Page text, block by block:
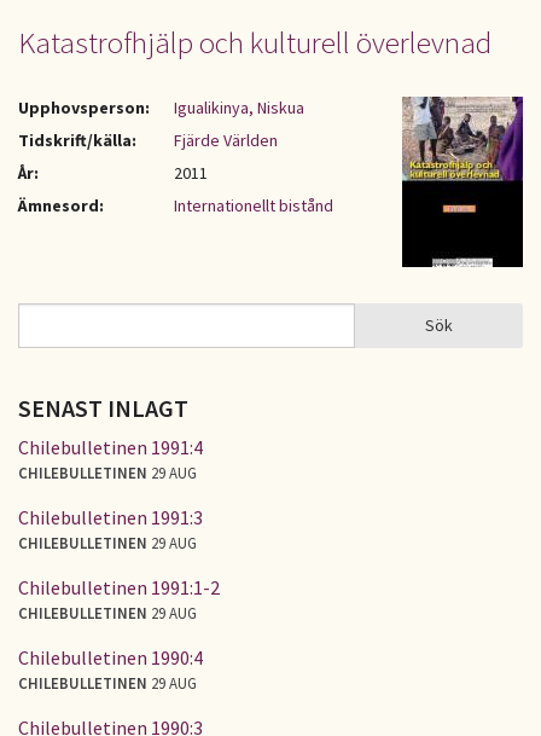
Katastrofhjälp och kulturell överlevnad
Upphovsperson:
Igualikinya, Niskua
Tidskrift/källa:
Fjärde Världen
År:
2011
Ämnesord:
Internationellt bistånd
SÖKFORMULÄR Sök
SENAST INLAGT
Chilebulletinen 1991:4
CHILEBULLETINEN 29 AUG
Chilebulletinen 1991:3
CHILEBULLETINEN 29 AUG
Chilebulletinen 1991:1-2
CHILEBULLETINEN 29 AUG
Chilebulletinen 1990:4
CHILEBULLETINEN 29 AUG
Chilebulletinen 1990:3